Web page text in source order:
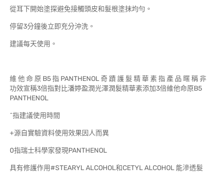
從耳下開始塗探避免接觸頭皮和髮根塗抹均勻。
停留3分鐘後立即充分沖洗。
建議每天使用。
維 他 命 原 B5 指 PANTHENOL 奇 蹟 護 髮 精 華 素 指 產 品 暱 稱 非
功效宣稱3倍指對比潘婷盈潤光澤潤髮精華素添加3倍維他命原B5
PANTHENOL
^指建議使用時間
+源自實驗資料使用效果因人而異
0指瑞士科學家發現PANTHENOL
具有修護作用#STEARYL ALCOHOL和CETYL ALCOHOL 能滲透髮